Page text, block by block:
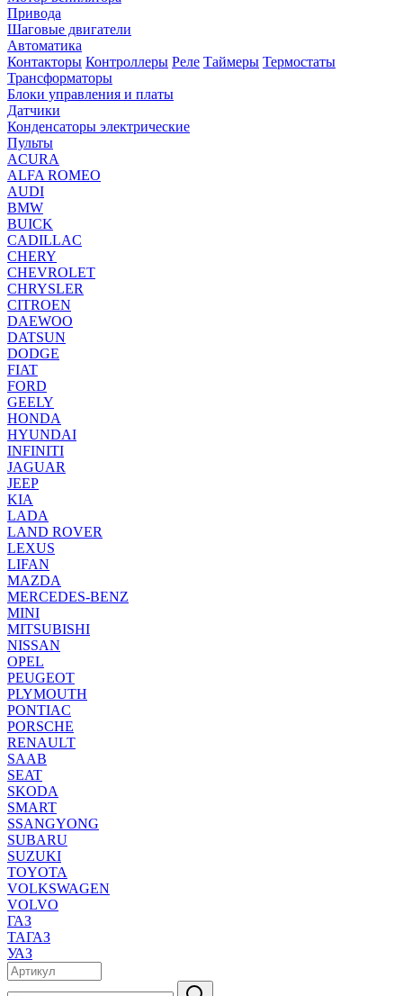
Привода
Шаговые двигатели
Автоматика
Контакторы Контроллеры Реле Таймеры Термостаты
Трансформаторы
Блоки управления и платы
Датчики
Конденсаторы электрические
Пульты
ACURA
ALFA ROMEO
AUDI
BMW
BUICK
CADILLAC
CHERY
CHEVROLET
CHRYSLER
CITROEN
DAEWOO
DATSUN
DODGE
FIAT
FORD
GEELY
HONDA
HYUNDAI
INFINITI
JAGUAR
JEEP
KIA
LADA
LAND ROVER
LEXUS
LIFAN
MAZDA
MERCEDES-BENZ
MINI
MITSUBISHI
NISSAN
OPEL
PEUGEOT
PLYMOUTH
PONTIAC
PORSCHE
RENAULT
SAAB
SEAT
SKODA
SMART
SSANGYONG
SUBARU
SUZUKI
TOYOTA
VOLKSWAGEN
VOLVO
ГАЗ
ТАГАЗ
УАЗ